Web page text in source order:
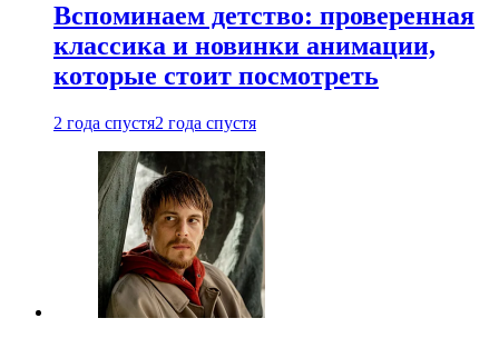
Вспоминаем детство: проверенная
классика и новинки анимации,
которые стоит посмотреть
2 года спустя2 года спустя